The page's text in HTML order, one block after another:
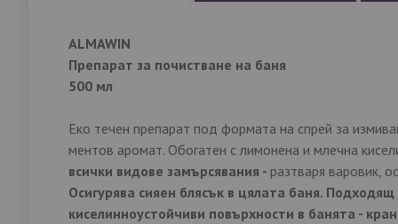
ALMAWIN
Препарат за почистване на баня
500 мл
Еко течен препарат под формата на спрей за
ментов аромат. Обогатен с лимонена и млечна
всички видове замърсявания - разтваря варовик,
Осигурява сияен блясък в цялата баня. Подходящ
киселинноустойчиви повърхности в банята -